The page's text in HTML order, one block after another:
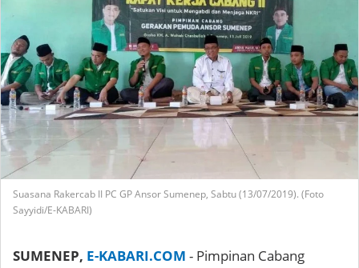
Suasana Rakercab II PC GP Ansor Sumenep, Sabtu (13/07/2019). (Foto
Sayyidi/E-KABARI)
SUMENEP, E-KABARI.COM - Pimpinan Cabang